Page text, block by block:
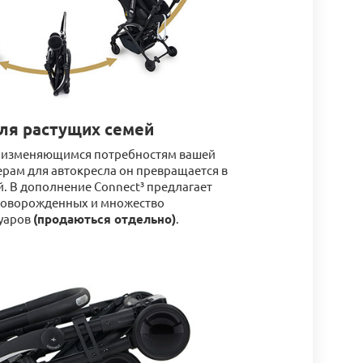
растущих семей
изменяющимся потребностям вашей
для автокресла он превращается в
В дополнение Connect³ предлагает
и множество
(продаються отдельно).